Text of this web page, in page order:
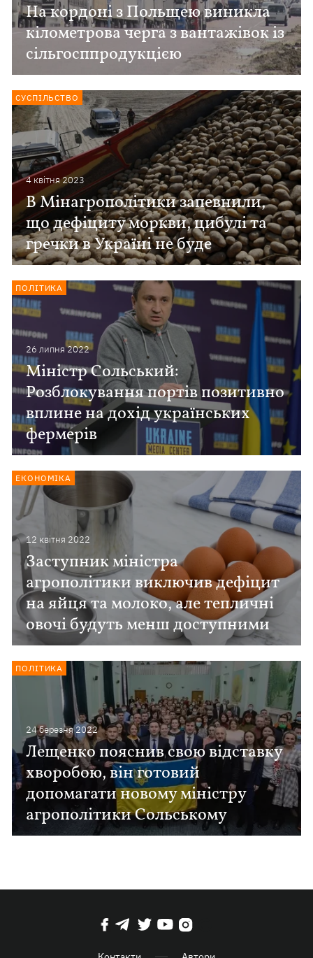
На кордоні з Польщею виникла
кілометрова черга з вантажівок із
сільгосппродукцією
4 квiтня 2023
В Мінагрополітики запевнили,
що дефіциту моркви, цибулі та
гречки в Україні не буде
СУСПІЛЬСТВО
26 липня 2022
Міністр Сольський:
Розблокування портів позитивно
вплине на дохід українських
фермерів
ПОЛІТИКА
12 квiтня 2022
Заступник міністра
агрополітики виключив дефіцит
на яйця та молоко, але тепличні
овочі будуть менш доступними
ЕКОНОМІКА
24 березня 2022
Лещенко пояснив свою відставку
хворобою, він готовий
допомагати новому міністру
агрополітики Сольському
ПОЛІТИКА